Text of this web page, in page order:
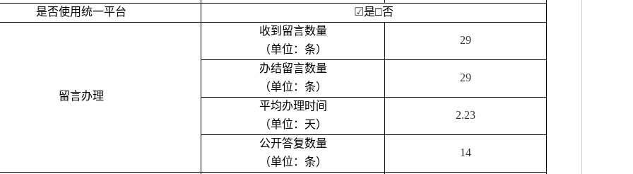
是否使用统一平台
☑是□否
留言办理
收到留言数量
（单位：条）
29
办结留言数量
（单位：条）
29
平均办理时间
（单位：天）
2.23
公开答复数量
（单位：条）
14